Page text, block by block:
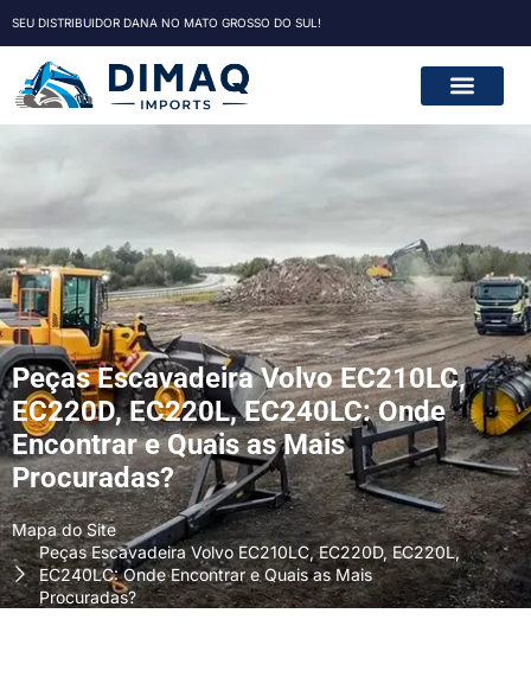
SEU DISTRIBUIDOR DANA NO MATO GROSSO DO SUL!
Peças Escavadeira Volvo EC210LC,
EC220D, EC220L, EC240LC: Onde
Encontrar e Quais as Mais
Procuradas?
Mapa do Site
Peças Escavadeira Volvo EC210LC, EC220D, EC220L,
EC240LC: Onde Encontrar e Quais as Mais
Procuradas?